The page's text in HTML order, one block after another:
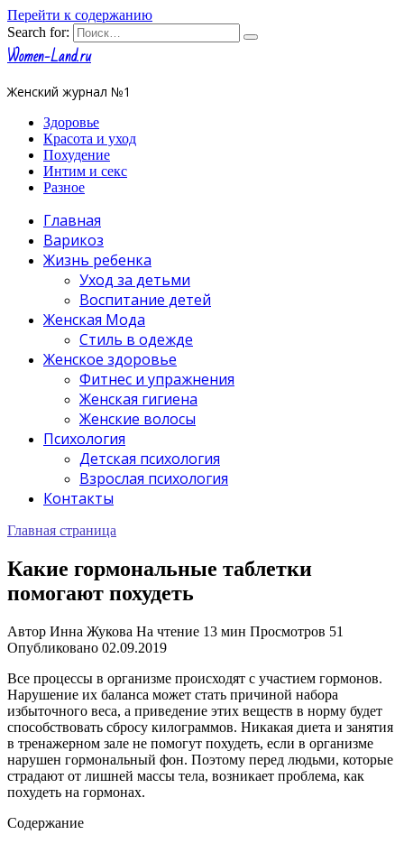
Перейти к содержанию
Search for:
Women-Land.ru
Женский журнал №1
Здоровье
Красота и уход
Похудение
Интим и секс
Разное
Главная
Варикоз
Жизнь ребенка
Уход за детьми
Воспитание детей
Женская Мода
Стиль в одежде
Женское здоровье
Фитнес и упражнения
Женская гигиена
Женские волосы
Психология
Детская психология
Взрослая психология
Контакты
Главная страница
Какие гормональные таблетки
помогают похудеть
Автор Инна Жукова На чтение 13 мин Просмотров 51
Опубликовано 02.09.2019
Все процессы в организме происходят с участием гормонов.
Нарушение их баланса может стать причиной набора
избыточного веса, а приведение этих веществ в норму будет
способствовать сбросу килограммов. Никакая диета и занятия
в тренажерном зале не помогут похудеть, если в организме
нарушен гормональный фон. Поэтому перед людьми, которые
страдают от лишней массы тела, возникает проблема, как
похудеть на гормонах.
Содержание